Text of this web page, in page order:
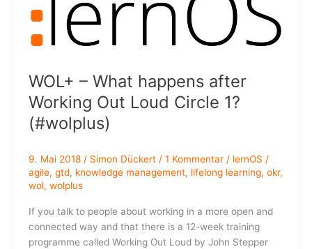
WOL+ – What happens after
Working Out Loud Circle 1?
(#wolplus)
9. Mai 2018 / Simon Dückert / 1 Kommentar / lernOS /
agile, gtd, knowledge management, lifelong learning, okr,
wol, wolplus
If you talk to people about working in a more open and
connected way and that there is a 12-week training
programme called Working Out Loud by John Stepper